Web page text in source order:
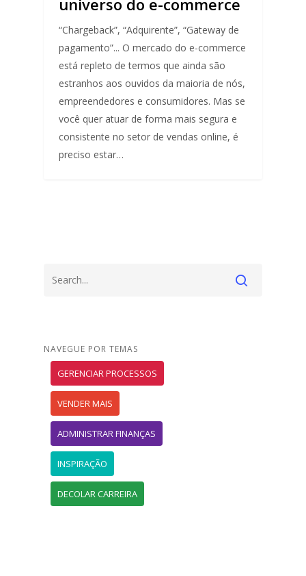
universo do e-commerce
“Chargeback”, “Adquirente”, “Gateway de
pagamento”... O mercado do e-commerce
está repleto de termos que ainda são
estranhos aos ouvidos da maioria de nós,
empreendedores e consumidores. Mas se
você quer atuar de forma mais segura e
consistente no setor de vendas online, é
preciso estar…
NAVEGUE POR TEMAS
GERENCIAR PROCESSOS
VENDER MAIS
ADMINISTRAR FINANÇAS
INSPIRAÇÃO
DECOLAR CARREIRA